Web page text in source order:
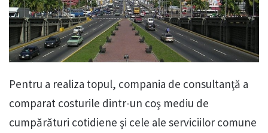
Pentru a realiza topul, compania de consultanţă a
comparat costurile dintr-un coş mediu de
cumpărături cotidiene şi cele ale serviciilor comune